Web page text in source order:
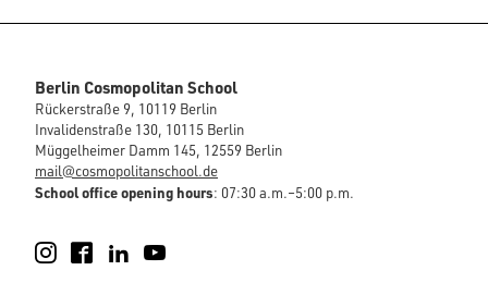
Berlin Cosmopolitan School
Rückerstraße 9, 10119 Berlin
Invalidenstraße 130, 10115 Berlin
Müggelheimer Damm 145, 12559 Berlin
mail@cosmopolitanschool.de
School office opening hours: 07:30 a.m.–5:00 p.m.
Instagram
FacebookLinkedIn